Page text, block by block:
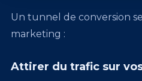
Un tunnel de conversion
marketing :
Attirer du trafic sur